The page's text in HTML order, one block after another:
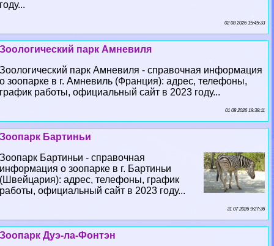
году...
02 08 2026 15:45:33
Зоологический парк Амневиля
Зоологический парк Амневиля - справочная информация
о зоопарке в г. Амневиль (Франция): адрес, телефоны,
график работы, официальный сайт в 2023 году...
01 08 2026 19:38:11
Зоопарк Бартиньи
Зоопарк Бартиньи - справочная
информация о зоопарке в г. Бартиньи
(Швейцария): адрес, телефоны, график
работы, официальный сайт в 2023 году...
31 07 2026 9:27:36
Зоопарк Дуэ-ла-Фонтэн